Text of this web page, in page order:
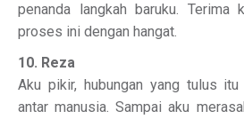
penanda langkah baruku. Terima
proses ini dengan hangat.
10. Reza
Aku pikir, hubungan yang tulus
antar manusia. Sampai aku